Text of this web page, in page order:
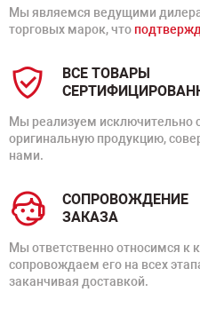
Мы являемся ведущими
торговых марок, что
ВСЕ ТОВАРЫ
Мы реализуем исключительно
оригинальную продукцию,
нами.
СОПРОВОЖДЕНИЕ
ЗАКАЗА
Мы ответственно относимся к
сопровождаем его на всех
заканчивая доставкой.